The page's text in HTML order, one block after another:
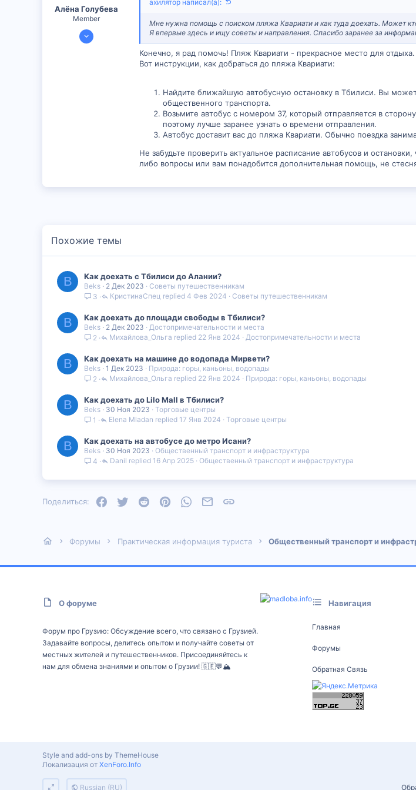
Алëна Голубева
Member
20 Дек 2023
ахилятор написал(а):
Мне нужна помощь с поиском пляжа Квариати и как туда доехать. Может
Я впервые здесь и ищу советы и направления. Спасибо заранее за
Конечно, я рад помочь! Пляж Квариати - прекрасное место для
Вот инструкции, как добраться до пляжа Квариати:
Найдите ближайшую автобусную остановку в Тбилиси. Вы
общественного транспорта.
Возьмите автобус с номером 37, который отправляется в
поэтому лучше заранее узнать о времени отправления.
Автобус доставит вас до пляжа Квариати. Обычно поездка
Не забудьте проверить актуальное расписание автобусов и
либо вопросы или вам понадобится дополнительная помощь, не
Похожие темы
B Как доехать с Тбилиси до Алании?
Beks 2 Дек 2023
Советы путешественникам
3
Советы путешественникам
4 Фев 2024
КристинаСпец
B Как доехать до площади свободы в Тбилиси?
Beks 2 Дек 2023
Достопримечательности и места
2
Достопримечательности и места
22 Янв 2024
Михайлова_Ольга
B Как доехать на машине до водопада Мирвети?
Beks 1 Дек 2023
Природа: горы, каньоны, водопады
2
Природа: горы, каньоны, водопады
22 Янв 2024
Михайлова_Ольга
B Как доехать до Lilo Mall в Тбилиси?
Beks 30 Ноя 2023
Торговые центры
1
Торговые центры
17 Янв 2024
Elena Mladan
B Как доехать на автобусе до метро Исани?
Beks 30 Ноя 2023
Общественный транспорт и инфраструктура
4
Общественный транспорт и инфраструктура
16 Апр 2025
Danil
Поделиться: Facebook
Twitter Reddit PinterestWhatsAppЭлектронная почта
Форумы Практическая информация туриста
О форуме
Форум про Грузию: Обсуждение всего, что связано с Грузией.
Задавайте вопросы, делитесь опытом и получайте советы от
местных жителей и путешественников. Присоединяйтесь к
нам для обмена знаниями и опытом о Грузии! 🇬🇪💬🏔️
Навигация
Главная
Форумы
Обратная Связь
Russian (RU)
Style and add-ons by ThemeHouse
Локализация от XenForo.Info